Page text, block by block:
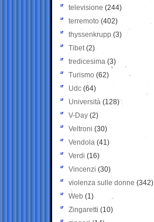
televisione(244)
terremoto (402)
thyssenkrupp (3)
Tibet(2)
tredicesima (3)
Turismo (62)
Udc (64)
Università (128)
V-Day (2)
Veltroni (30)
Vendola (41)
Verdi (16)
Vincenzi (30)
violenza sulle donne (342)
Web (1)
Zingaretti (10)